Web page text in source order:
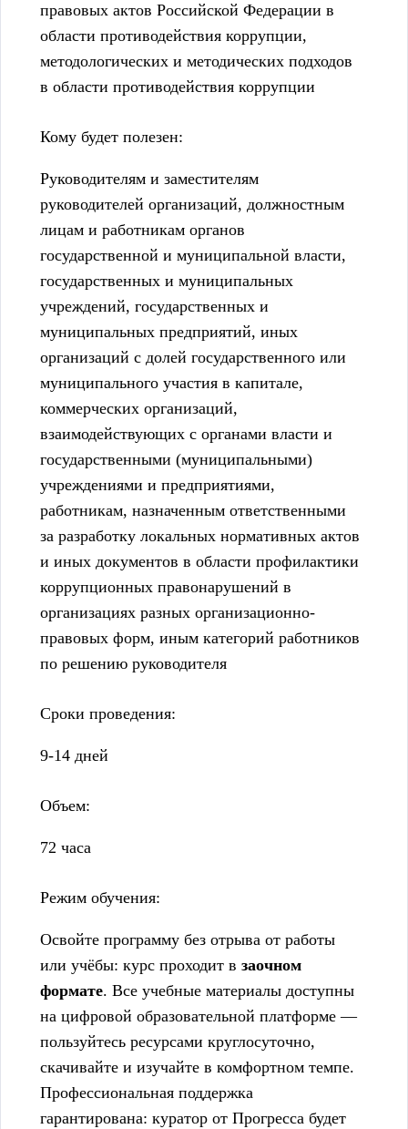
правовых актов Российской Федерации в
области противодействия коррупции,
методологических и методических подходов
в области противодействия коррупции
Кому будет полезен:
Руководителям и заместителям
руководителей организаций, должностным
лицам и работникам органов
государственной и муниципальной власти,
государственных и муниципальных
учреждений, государственных и
муниципальных предприятий, иных
организаций с долей государственного или
муниципального участия в капитале,
коммерческих организаций,
взаимодействующих с органами власти и
государственными (муниципальными)
учреждениями и предприятиями,
работникам, назначенным ответственными
за разработку локальных нормативных актов
и иных документов в области профилактики
коррупционных правонарушений в
организациях разных организационно-
правовых форм, иным категорий работников
по решению руководителя
Сроки проведения:
9-14 дней
Объем:
72 часа
Режим обучения:
Освойте программу без отрыва от работы
или учёбы: курс проходит в заочном
формате. Все учебные материалы доступны
на цифровой образовательной платформе —
пользуйтесь ресурсами круглосуточно,
скачивайте и изучайте в комфортном темпе.
Профессиональная поддержка
гарантирована: куратор от Прогресса будет